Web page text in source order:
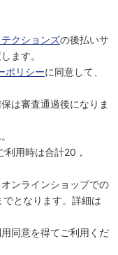
クションズの後払いサ
ます。
ポリシーに同意して、
は審査通過後になりま
用時は合計20，
ンラインショップでの
となります。詳細は
同意を得てご利用くだ